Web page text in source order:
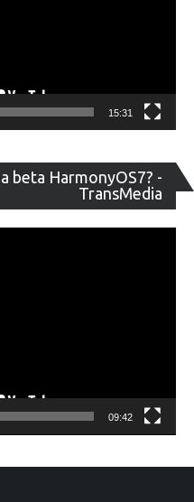
15:31
beta HarmonyOS7? -
TransMedia
de
09:42